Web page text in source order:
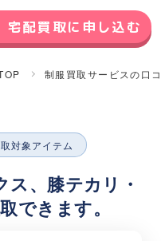
宅配買取に申し込む
制服買取サービスの口
対象アイテム
、膝テカリ・
できます。